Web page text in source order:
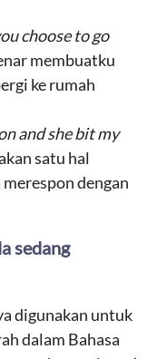
choose to go
membuatku
ke rumah
and she bit my
satu hal
dengan
sedang
digunakan untuk
dalam Bahasa